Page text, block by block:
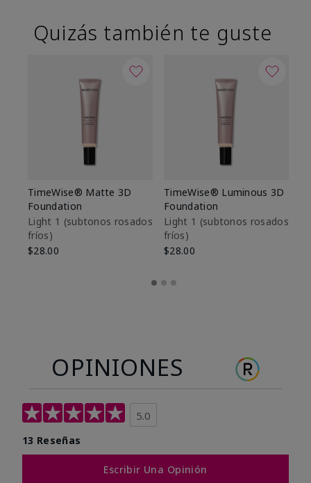
Quizás también te guste
TimeWise® Matte 3D
Foundation
Light 1​ (subtonos rosados
fríos)
$28.00
TimeWise® Luminous 3D
Foundation
Light 1​ (subtonos rosados
fríos)
$28.00
OPINIONES
5.0
13 Reseñas
Escribir Una Opinión